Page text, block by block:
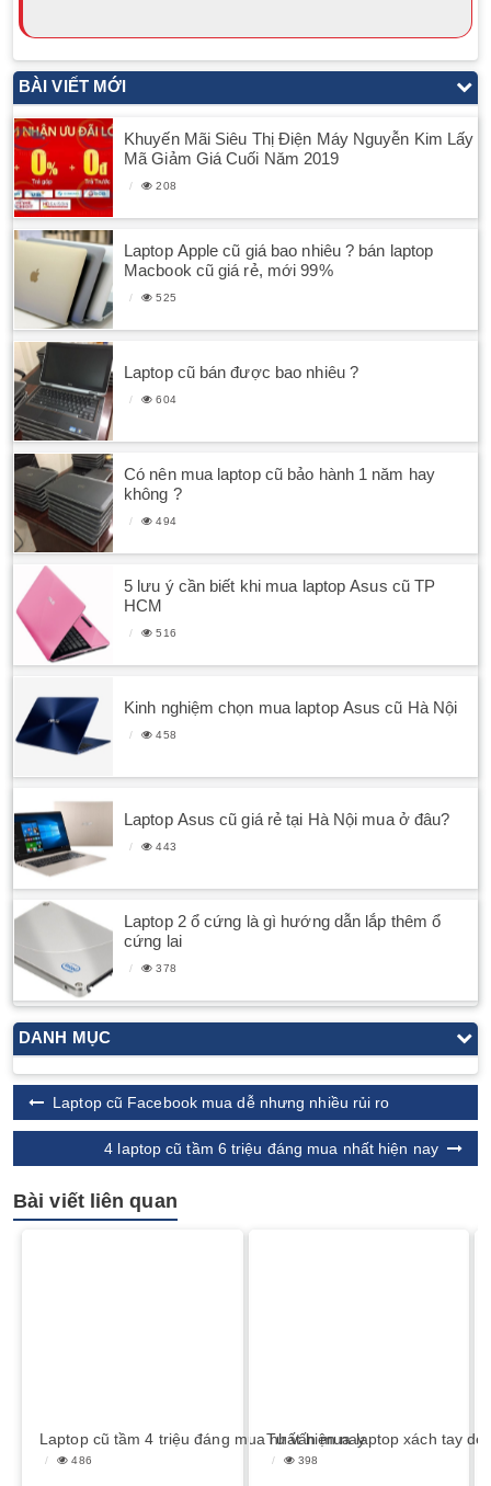
BÀI VIẾT MỚI
Khuyến Mãi Siêu Thị Điện Máy Nguyễn Kim Lấy
Mã Giảm Giá Cuối Năm 2019
208
Laptop Apple cũ giá bao nhiêu ? bán laptop
Macbook cũ giá rẻ, mới 99%
525
Laptop cũ bán được bao nhiêu ?
604
Có nên mua laptop cũ bảo hành 1 năm hay
không ?
494
5 lưu ý cần biết khi mua laptop Asus cũ TP
HCM
516
Kinh nghiệm chọn mua laptop Asus cũ Hà Nội
458
Laptop Asus cũ giá rẻ tại Hà Nội mua ở đâu?
443
Laptop 2 ổ cứng là gì hướng dẫn lắp thêm ổ
cứng lai
378
DANH MỤC
Laptop cũ Facebook mua dễ nhưng nhiều rủi ro
4 laptop cũ tầm 6 triệu đáng mua nhất hiện nay
Bài viết liên quan
Laptop cũ tầm 4 triệu đáng mua nhất hiện nay
486
Tư vấn mua laptop xách tay
398